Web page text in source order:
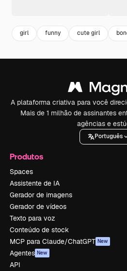
girl funny cute girl
A plataforma criativa para você
Mais de 1 milhão de assinantes
agências e
Português
Produtos
Spaces
Assistente de IA
Gerador de imagens
Gerador de vídeos
Texto para voz
Conteúdo de stock
MCP para Claude/ChatGPT New
Agentes New
API